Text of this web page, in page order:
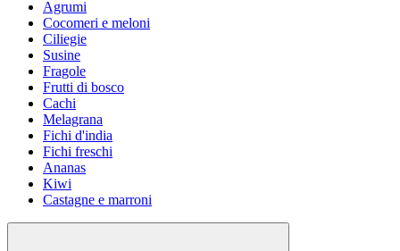
Agrumi
Cocomeri e meloni
Ciliegie
Susine
Fragole
Frutti di bosco
Cachi
Melagrana
Fichi d'india
Fichi freschi
Ananas
Kiwi
Castagne e marroni